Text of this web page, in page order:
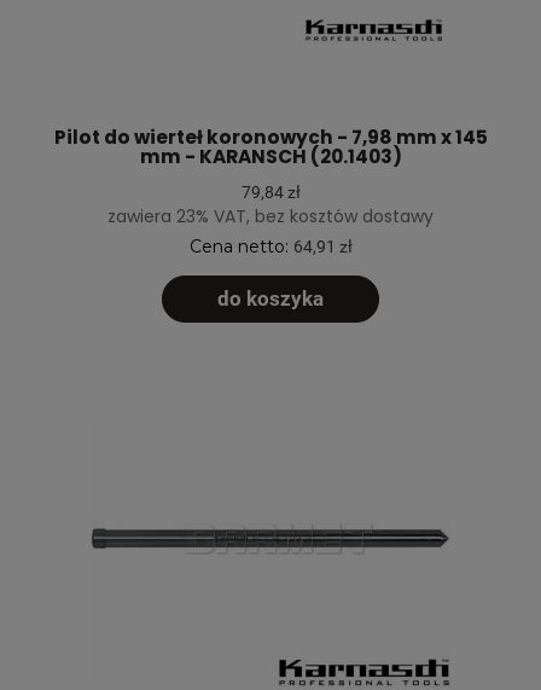
Pilot do wierteł koronowych - 7,98 mm x 145
mm - KARANSCH (20.1403)
79,84 zł
zawiera 23% VAT, bez kosztów dostawy
Cena netto: 64,91 zł
do koszyka